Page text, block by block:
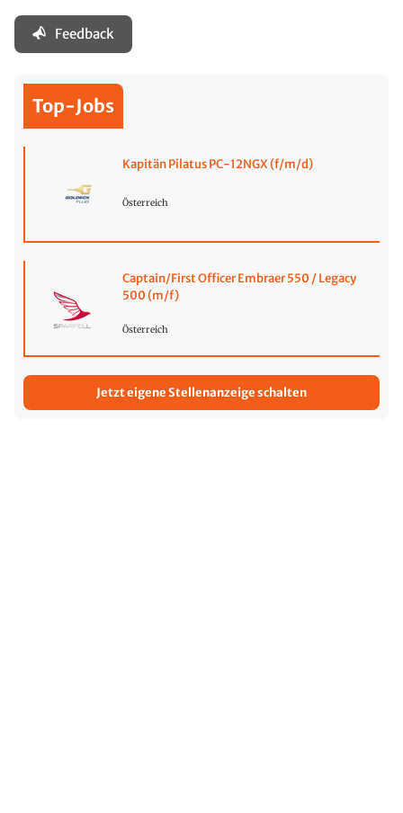
Feedback
Top-Jobs
Kapitän Pilatus PC-12NGX (f/m/d)
Österreich
Captain/First Officer Embraer 550 / Legacy
500 (m/f)
Österreich
Jetzt eigene Stellenanzeige schalten